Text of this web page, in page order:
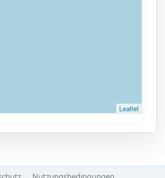
Leaflet